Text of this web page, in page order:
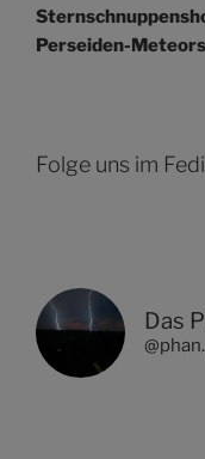
Beitrag
Perseiden-
Folge uns im